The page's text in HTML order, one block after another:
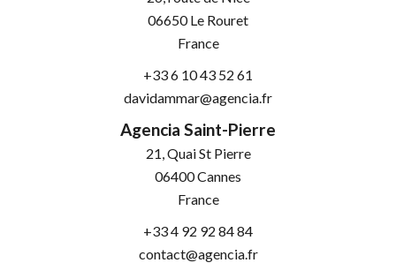
06650Le Rouret
France
+33 6 10 43 52 61
davidammar@agencia.fr
Agencia Saint-Pierre
21, Quai St Pierre
06400Cannes
France
+33 4 92 92 84 84
contact@agencia.fr